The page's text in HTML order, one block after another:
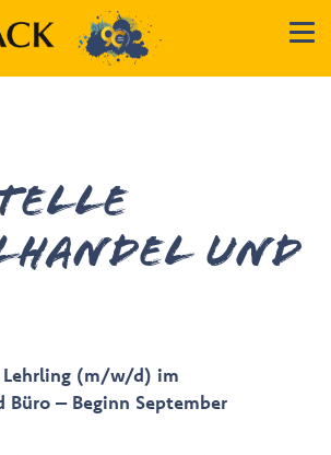
und
(m/w/d) im
Büro – Beginn September